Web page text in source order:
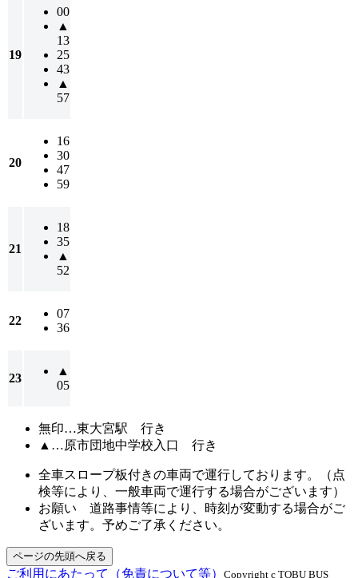
19
00
▲
13
25
43
▲
57
20
16
30
47
59
21
18
35
▲
52
22
07
36
23
▲
05
無印…東大宮駅 行き
▲…原市団地中学校入口 行き
全車スロープ板付きの車両で運行しております。（点
検等により、一般車両で運行する場合がございます）
お願い 道路事情等により、時刻が変動する場合がご
ざいます。予めご了承ください。
ページの先頭へ戻る
ご利用にあたって（免責について等） Copyright c TOBU BUS